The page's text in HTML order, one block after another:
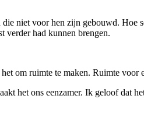
niet voor hen zijn gebouwd.
verder had kunnen brengen.
om ruimte te maken. Ruimte
het ons eenzamer. Ik geloof dat